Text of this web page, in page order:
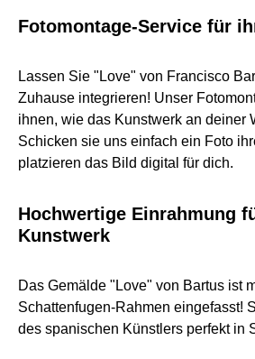
Fotomontage-Service für
Lassen Sie "Love" von Francisco
Zuhause integrieren! Unser
ihnen, wie das Kunstwerk an deiner
Schicken sie uns einfach ein Foto
platzieren das Bild digital für dich.
Hochwertige Einrahmung
Kunstwerk
Das Gemälde "Love" von Bartus ist
Schattenfugen-Rahmen eingefasst!
des spanischen Künstlers perfekt in